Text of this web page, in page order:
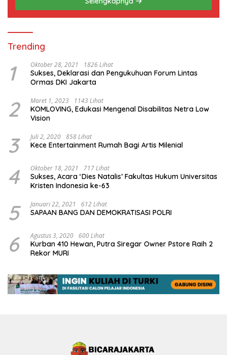
Trending
1 Oktober 28, 2021 1826 Lihat
Sukses, Deklarasi dan Pengukuhuan Forum Lintas
Ormas DKI Jakarta
2 Maret 1, 2023 1143 Lihat
KOMLOVING, Edukasi Mengenal Disabilitas Netra Low
Vision
3 Juli 2, 2020 858 Lihat
Kece Entertainment Rumah Bagi Artis Milenial
4 Oktober 18, 2021 717 Lihat
Sukses, Acara ‘Dies Natalis’ Fakultas Hukum Universitas
Kristen Indonesia ke-63
5 Januari 22, 2021 612 Lihat
SAPAAN BANG DAN DEMOKRATISASI POLRI
6 Agustus 3, 2020 600 Lihat
Kurban 410 Hewan, Putra Siregar Owner Pstore Raih 2
Rekor MURI